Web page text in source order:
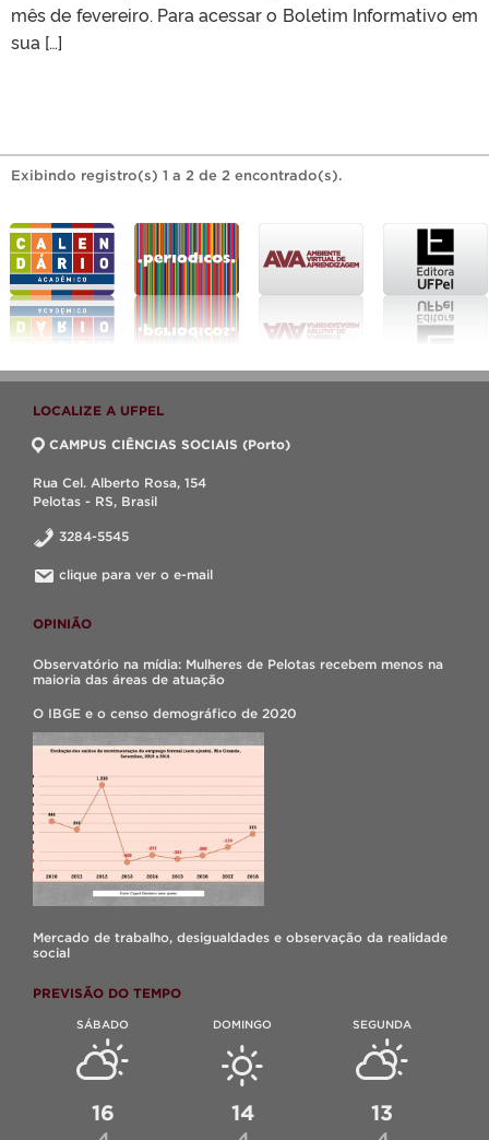
mês de fevereiro. Para acessar o Boletim Informativo em
sua […]
Exibindo registro(s) 1 a 2 de 2 encontrado(s).
LOCALIZE A UFPEL
CAMPUS CIÊNCIAS SOCIAIS (Porto)
Rua Cel. Alberto Rosa, 154
Pelotas - RS, Brasil
3284-5545
clique para ver o e-mail
OPINIÃO
Observatório na mídia: Mulheres de Pelotas recebem menos na
maioria das áreas de atuação
O IBGE e o censo demográfico de 2020
Mercado de trabalho, desigualdades e observação da realidade
social
PREVISÃO DO TEMPO
SÁBADO
16
DOMINGO
14
SEGUNDA
13